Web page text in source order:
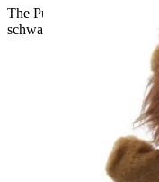
The Puppet Company
schwarzer Affe mit beigem